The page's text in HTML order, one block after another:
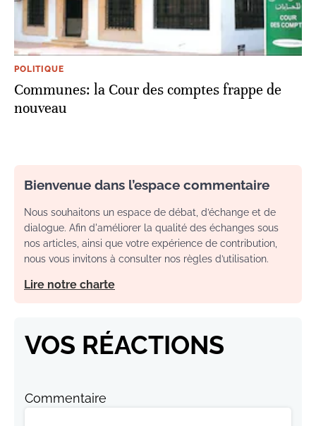
POLITIQUE
Communes: la Cour des comptes frappe de
nouveau
Bienvenue dans l’espace commentaire
Nous souhaitons un espace de débat, d’échange et de
dialogue. Afin d'améliorer la qualité des échanges sous
nos articles, ainsi que votre expérience de contribution,
nous vous invitons à consulter nos règles d’utilisation.
Lire notre charte
VOS RÉACTIONS
Commentaire